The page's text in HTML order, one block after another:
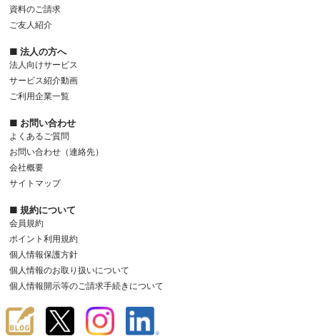
資料のご請求
ご友人紹介
■ 法人の方へ
法人向けサービス
サービス紹介動画
ご利用企業一覧
■ お問い合わせ
よくあるご質問
お問い合わせ（連絡先）
会社概要
サイトマップ
■ 規約について
会員規約
ポイント利用規約
個人情報保護方針
個人情報のお取り扱いについて
個人情報開示等のご請求手続きについて